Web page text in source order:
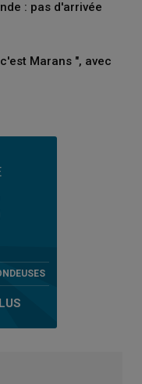
: pas d'arrivée
Marans ", avec